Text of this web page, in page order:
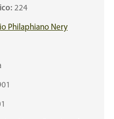
224
Philaphiano Nery